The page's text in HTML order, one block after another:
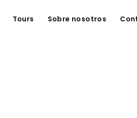
Tours Sobre nosotros